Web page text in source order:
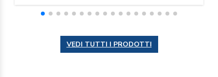
VEDI TUTTI I PRODOTTI